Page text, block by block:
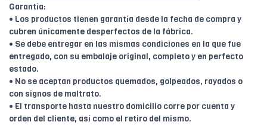
Garantía:
• Los productos tienen garantía desde la fecha de compra y
cubren únicamente desperfectos de la fábrica.
• Se debe entregar en las mismas condiciones en la que fue
entregado, con su embalaje original, completo y en perfecto
estado.
• No se aceptan productos quemados, golpeados, rayados o
con signos de maltrato.
• El transporte hasta nuestro domicilio corre por cuenta y
orden del cliente, así como el retiro del mismo.